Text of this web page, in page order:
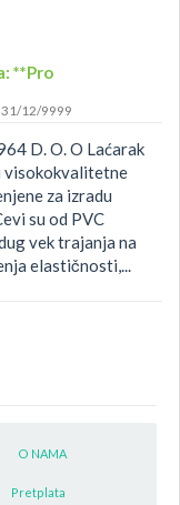
**Pro
31/12/9999
D. O. O Laćarak
visokokvalitetne
za izradu
su od PVC
vek trajanja na
elastičnosti,...
O NAMA
Pretplata